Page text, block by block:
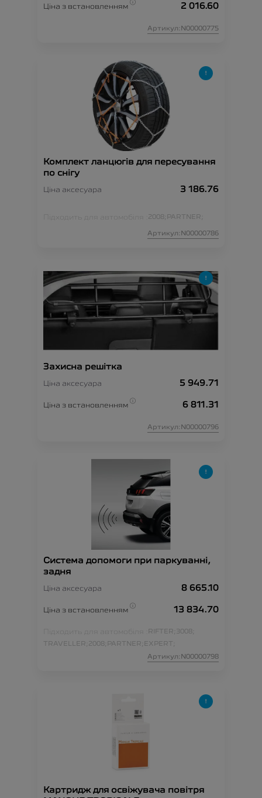
безпеки.
Ціна з встановленням 2 016.60
Артикул:N00000775
Комплект ланцюгів для пересування
по снігу
Ціна аксесуара 3 186.76
Підходить для автомобіля : 2008; PARTNER;
Артикул:N00000786
Захисна решітка
Ціна аксесуара 5 949.71
Ціна з встановленням 6 811.31
Артикул:N00000796
Система допомоги при паркуванні,
задня
Ціна аксесуара 8 665.10
Ціна з встановленням 13 834.70
Підходить для автомобіля : RIFTER; 3008;
TRAVELLER; 2008; PARTNER; EXPERT;
Артикул:N00000798
Картридж для освіжувача повітря